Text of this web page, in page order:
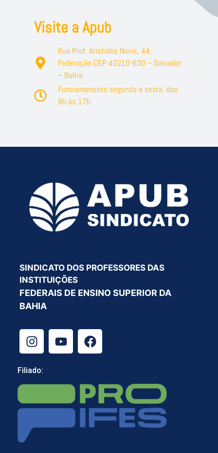
Visite a Apub
Rua Prof. Aristides Novis, 44,
Federação CEP 40210-630 – Salvador
– Bahia.
Funcionamento segunda a sexta, das
8h às 17h
SINDICATO DOS PROFESSORES DAS
INSTITUIÇÕES
FEDERAIS DE ENSINO SUPERIOR DA
BAHIA
Filiado: